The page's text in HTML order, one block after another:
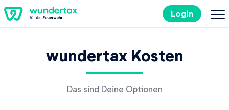
Login
wundertax Kosten
Das sind Deine Optionen